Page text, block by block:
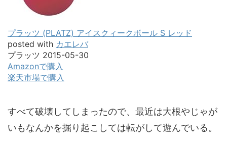
プラッツ (PLATZ) アイスクィークボール S レッド
posted with カエレバ
プラッツ 2015-05-30
Amazonで購入
楽天市場で購入
すべて破壊してしまったので、最近は大根やじゃが
いもなんかを掘り起こしては転がして遊んでいる。